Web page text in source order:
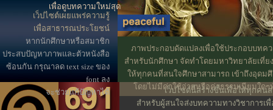
เว็ปไซต์นี้สร้างขึ้นเพื่อให้ทุกค
สำหรับผู้สนใจส่งบทความทางวิชาการ
ภาพประกอบดัดแปลงเพื่อใช้ประกอบบทค
สำหรับนักศึกษา จัดทำโดยมหาวิทยาลัยเที่ย
ให้ทุกคนที่สนใจศึกษาสามารถ เข้าถึงอุดม
โดยไม่มีค่าใช้จ่ายหรือค่าธรรมเนียมใดๆ
เพื่อดูบทความใหม่สุด
เว็ปไซต์เผยแพร่ความรู้
เพื่อสาธารณประโยชน์
หากนักศึกษาหรือสมาชิก
ประสบปัญหาภาพและตัวหนังสือ
ซ้อนกัน กรุณาลด text size ของ
font ลง
จะช่วยแก้ปัญหาได้